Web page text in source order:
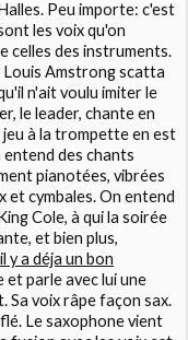
Peu importe: c'est
les voix qu'on
celles des instruments.
Louis Amstrong scatta
n'ait voulu imiter le
le leader, chante en
jeu à la trompette en est
entend des chants
pianotées, vibrées
et cymbales. On entend
Cole, à qui la soirée
et bien plus,
y a déja un bon
et parle avec lui une
Sa voix râpe façon sax.
Le saxophone vient